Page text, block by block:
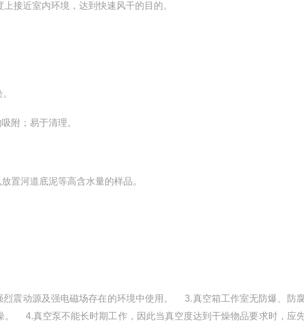
接近室内环境，达到快速风干的目的。
附；易于清理。
置河道底泥等高含水量的样品。
烈震动源及强电磁场存在的环境中使用。 3.真空箱工作室无防爆、防
。 4.真空泵不能长时期工作，因此当真空度达到干燥物品要求时，应